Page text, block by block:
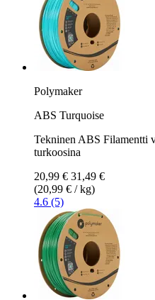
Polymaker
ABS Turquoise
Tekninen ABS Filamentti
turkoosina
20,99 € 31,49 €
(20,99 € / kg)
4.6 (5)